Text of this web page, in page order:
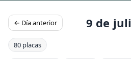
← Día anterior 9 de
80 placas